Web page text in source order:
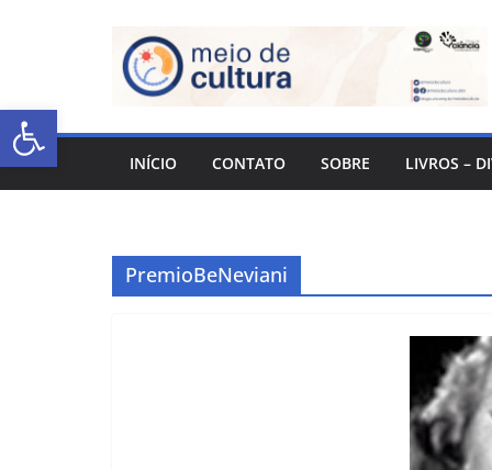
Abrir a barra de ferramentas
INÍCIO CONTATO SOBRE LIVROS –
PremioBeNeviani